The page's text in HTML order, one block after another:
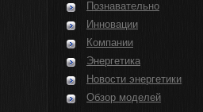
Познавательно
Инновации
Компании
Энергетика
Новости энергетики
Обзор моделей